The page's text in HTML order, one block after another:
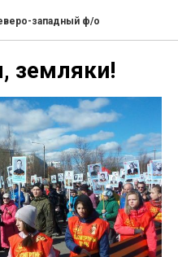
западный ф/о
земляки!